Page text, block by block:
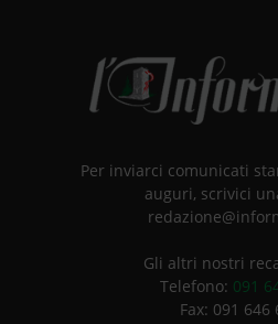
Per inviarci comunicati
auguri, scrivici
Gli altri nostri
Telefono: 091
Fax: 091 646